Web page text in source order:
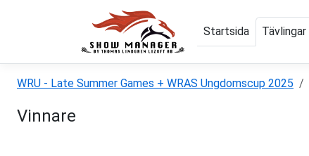
Startsida Tävlingar
WRU - Late Summer Games + WRAS Ungdomscup 2025
Vinnare